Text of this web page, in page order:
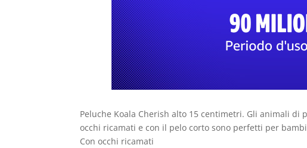
Peluche Koala Cherish alto 15 centimetri. Gli animali
occhi ricamati e con il pelo corto sono perfetti per
Con occhi ricamati